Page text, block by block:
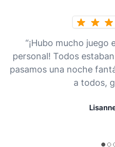
“¡Hubo mucho juego
personal! Todos
pasamos una noche
a todos,